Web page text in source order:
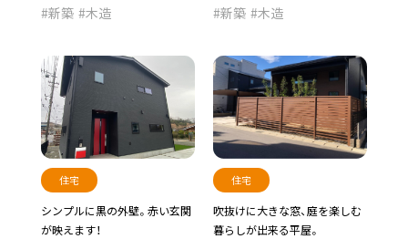
新築 木造 新築 木造
住宅
シンプルに黒の外壁。赤い玄関
が映えます！
住宅
吹抜けに大きな窓、庭を楽しむ
暮らしが出来る平屋。